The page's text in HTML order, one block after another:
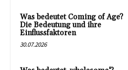
Was bedeutet Coming of Age?
Die Bedeutung und ihre
Einflussfaktoren
30.07.2026